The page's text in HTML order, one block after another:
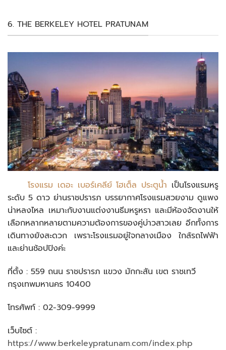
6. THE BERKELEY HOTEL PRATUNAM
โรงแรม เดอะ เบอร์เคลีย์ โฮเต็ล ประตูน้ำ เป็นโรงแรมหรู
ระดับ 5 ดาว ย่านราชปรารภ บรรยากาศโรงแรมสวยงาม ดูแพง
น่าหลงไหล เหมาะกับงานแต่งงานธีมหรูหรา และมีห้องจัดงานให้
เลือกหลากหลายตามความต้องการของคู่บ่าวสาวเลย อีกทั้งการ
เดินทางยังสะดวก เพราะโรงแรมอยู่ใจกลางเมือง ใกล้รถไฟฟ้า
และย่านช้อปปิงค่ะ
ที่ตั้ง : 559 ถนน ราชปรารภ แขวง มักกะสัน เขต ราชเทวี
กรุงเทพมหานคร 10400
โทรศัพท์ : 02-309-9999
เว็บไซต์ :
https://www.berkeleypratunam.com/index.php